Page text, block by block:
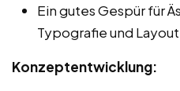
Ein gutes Gespür für
Typografie und
Konzeptentwicklung: